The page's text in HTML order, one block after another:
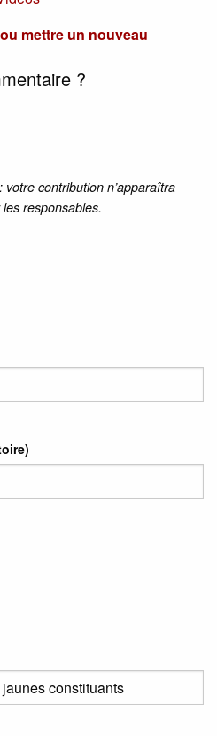
mettre un nouveau
?
contribution n’apparaîtra
responsables.